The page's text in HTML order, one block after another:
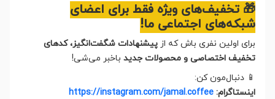
🎁 تخفیف‌های ویژه فقط برای اعضای
شبکه‌های اجتماعی ما!
برای اولین نفری باش که از پیشنهادات شگفت‌انگیز، کدهای
تخفیف اختصاصی و محصولات جدید باخبر می‌شی!
📱 دنبال‌مون کن:
اینستاگرام: https://instagram.com/jamal.coffee